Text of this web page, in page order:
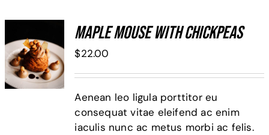
ADD TO
CART
/
DETALLES
Maple Mouse With Chickpeas
$22.00
Aenean leo ligula porttitor eu
consequat vitae eleifend ac enim
iaculis nunc ac metus morbi ac felis.